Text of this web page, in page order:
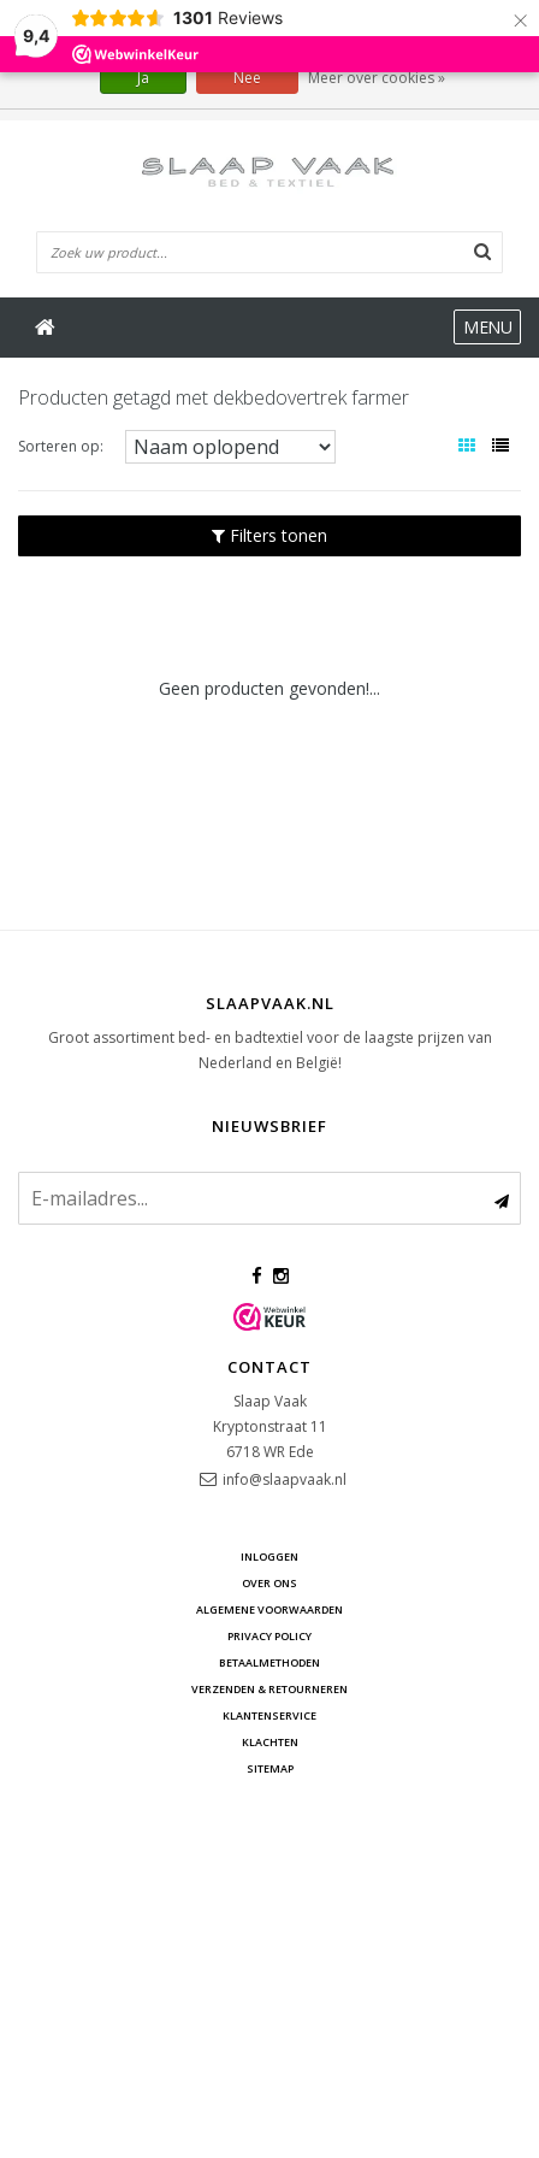
9,4
1301 Reviews ×
MENU
Producten getagd met dekbedovertrek farmer
Sorteren op:
Filters tonen
Geen producten gevonden!...
SLAAPVAAK.NL
Groot assortiment bed- en badtextiel voor de laagste prijzen van
Nederland en België!
NIEUWSBRIEF
CONTACT
Slaap Vaak
Kryptonstraat 11
6718 WR Ede
info@slaapvaak.nl
INLOGGEN
OVER ONS
ALGEMENE VOORWAARDEN
PRIVACY POLICY
BETAALMETHODEN
VERZENDEN & RETOURNEREN
KLANTENSERVICE
KLACHTEN
SITEMAP
Wij slaan cookies op om onze website te verbeteren. Is dat akkoord?
Ja Nee Meer over cookies »